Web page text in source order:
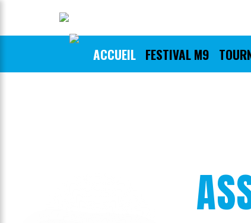
ACCUEIL FESTIVAL M9